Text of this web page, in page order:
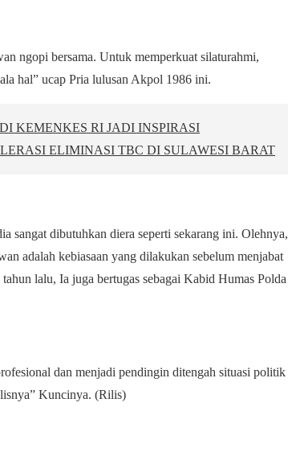
ngopi bersama. Untuk memperkuat silaturahmi,
hal” ucap Pria lulusan Akpol 1986 ini.
KEMENKES RI JADI INSPIRASI
ELIMINASI TBC DI SULAWESI BARAT
sangat dibutuhkan diera seperti sekarang ini. Olehnya,
adalah kebiasaan yang dilakukan sebelum menjabat
lalu, Ia juga bertugas sebagai Kabid Humas Polda
dan menjadi pendingin ditengah situasi politik
Kuncinya. (Rilis)